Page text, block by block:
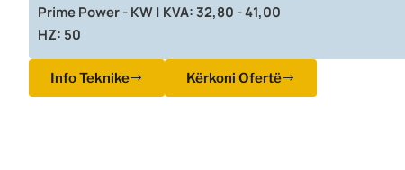
Prime Power - KW | KVA: 32,80 - 41,00
HZ: 50
Info Teknike Kërkoni Ofertë